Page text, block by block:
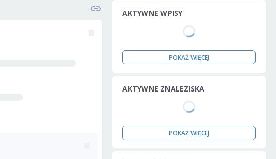
AKTYWNE WPISY
POKAŻ WIĘCEJ
AKTYWNE ZNALEZISKA
POKAŻ WIĘCEJ